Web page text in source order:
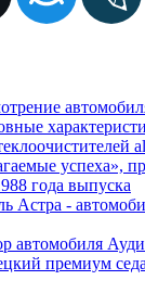
успеха»,
года выпуска
Астра -
автомобиля
премиум